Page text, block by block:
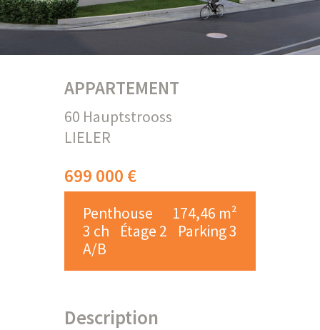
APPARTEMENT
60 Hauptstrooss
LIELER
699 000 €
Penthouse
174,46 m²
3 ch
Étage 2
Parking 3
A/B
Description